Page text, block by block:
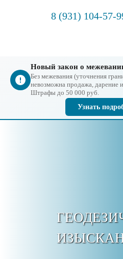
8 (931) 104-57-
Новый закон о
Без межевания (уточнения
невозможна продажа, дарение
Штрафы до 50 000 руб.
Узнать